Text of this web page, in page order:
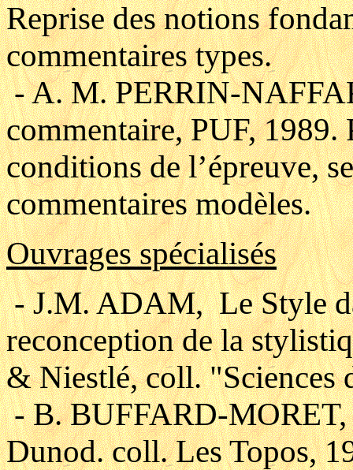
Reprise des notions
commentaires types.
- A. M. PERRIN-
commentaire, PUF, 1989.
conditions de l’épreuve,
commentaires modèles.
Ouvrages spécialisés
- J.M. ADAM, Le Style
reconception de la
& Niestlé, coll. "Sciences
- B. BUFFARD-
Dunod. coll. Les Topos,